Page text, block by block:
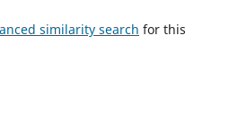
similarity search for this